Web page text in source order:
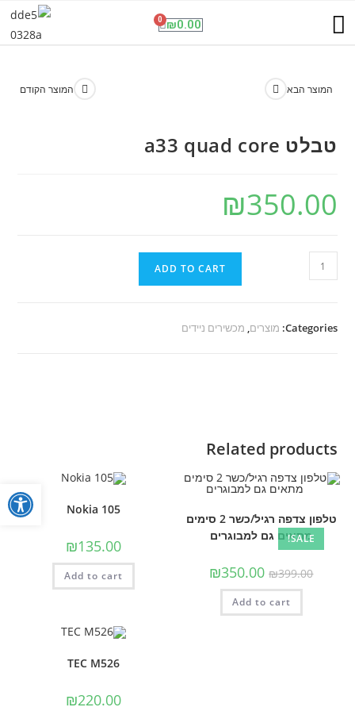
₪0.00
0
המוצר הקודם המוצר הבא
טבלט a33 quad core
₪350.00
ADD TO CART
Categories: מוצרים, מכשירים ניידים
Related products
Nokia 105
₪135.00
Add to cart
SALE!
טלפון צדפה רגיל/כשר 2 סימים
מתאים גם למבוגרים
₪399.00
₪350.00
Add to cart
TEC M526
₪220.00